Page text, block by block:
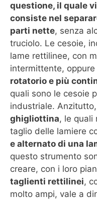
questione, il quale
consiste nel
parti nette, senza
truciolo. Le cesoie,
lame rettilinee, con
intermittente, oppure
rotatorio e più
quali sono le cesoie
industriale.
ghigliottina, le quali
taglio delle lamiere
e alternato di una
questo strumento
creare, con i loro
taglienti rettilinei,
molto ampi, vale a